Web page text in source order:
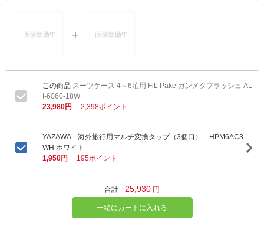
スーツケース 4～6泊用 FiL Pake ガンメタブラッシュ AL
I-6060-18W
23,980円
2,398ポイント
YAZAWA 海外旅行用マルチ変換タップ（3個口） HPM6AC3
WH ホワイト
1,950円
195ポイント
合計 25,930 円
一緒にカートに入れる